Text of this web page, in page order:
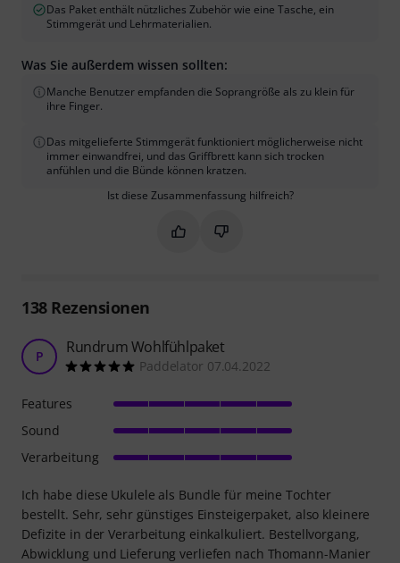
Das Paket enthält nützliches Zubehör wie eine Tasche, ein
Stimmgerät und Lehrmaterialien.
Was Sie außerdem wissen sollten:
Manche Benutzer empfanden die Soprangröße als zu klein für
ihre Finger.
Das mitgelieferte Stimmgerät funktioniert möglicherweise nicht
immer einwandfrei, und das Griffbrett kann sich trocken
anfühlen und die Bünde können kratzen.
Ist diese Zusammenfassung hilfreich?
Markieren Sie diese
Markieren Sie diese
138Rezensionen
P Rundrum Wohlfühlpaket
Paddelator 07.04.2022
Ich habe diese Ukulele als Bundle für meine Tochter
bestellt. Sehr, sehr günstiges Einsteigerpaket, also kleinere
Defizite in der Verarbeitung einkalkuliert. Bestellvorgang,
Abwicklung und Lieferung verliefen nach Thomann-Manier
Features
Sound
Verarbeitung